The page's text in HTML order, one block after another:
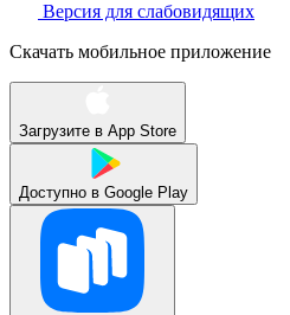
Версия для слабовидящих
Скачать мобильное приложение
Загрузите в App Store
Доступно в Google Play